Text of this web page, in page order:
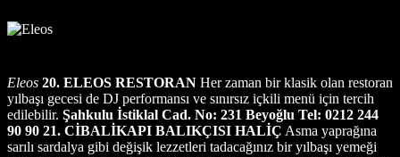
Eleos 20. ELEOS RESTORAN Her zaman bir klasik olan restoran
yılbaşı gecesi de DJ performansı ve sınırsız içkili menü için tercih
edilebilir. Şahkulu İstiklal Cad. No: 231 Beyoğlu Tel: 0212 244
90 90 21. CİBALİKAPI BALIKÇISI HALİÇ Asma yaprağına
sarılı sardalya gibi değişik lezzetleri tadacağınız bir yılbaşı yemeği